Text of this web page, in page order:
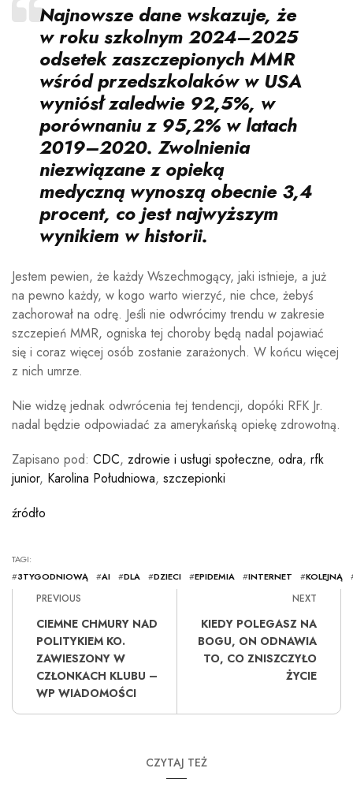
Najnowsze danewskazuje, że
w roku szkolnym 2024–2025
odsetek zaszczepionych MMR
wśród przedszkolaków w USA
wyniósł zaledwie 92,5%, w
porównaniu z 95,2% w latach
2019–2020. Zwolnienia
niezwiązane z opieką
medyczną wynoszą obecnie 3,4
procent, co jest najwyższym
wynikiem w historii.
Jestem pewien, że każdy Wszechmogący, jaki istnieje, a już
na pewno każdy, w kogo warto wierzyć, nie chce, żebyś
zachorował na odrę. Jeśli nie odwrócimy trendu w zakresie
szczepień MMR, ogniska tej choroby będą nadal pojawiać
się i coraz więcej osób zostanie zarażonych. W końcu więcej
z nich umrze.
Nie widzę jednak odwrócenia tej tendencji, dopóki RFK Jr.
nadal będzie odpowiadać za amerykańską opiekę zdrowotną.
Zapisano pod: CDC, zdrowie i usługi społeczne, odra, rfk
junior, Karolina Południowa, szczepionki
źródło
TAGI:
#3TYGODNIOWĄ #AI #DLA #DZIECI #EPIDEMIA #INTERNET #KOLEJNĄ
PREVIOUS
CIEMNE CHMURY NAD
POLITYKIEM KO.
ZAWIESZONY W
CZŁONKACH KLUBU –
WP WIADOMOŚCI
NEXT
KIEDY POLEGASZ NA
BOGU, ON ODNAWIA
TO, CO ZNISZCZYŁO
ŻYCIE
CZYTAJ TEŻ